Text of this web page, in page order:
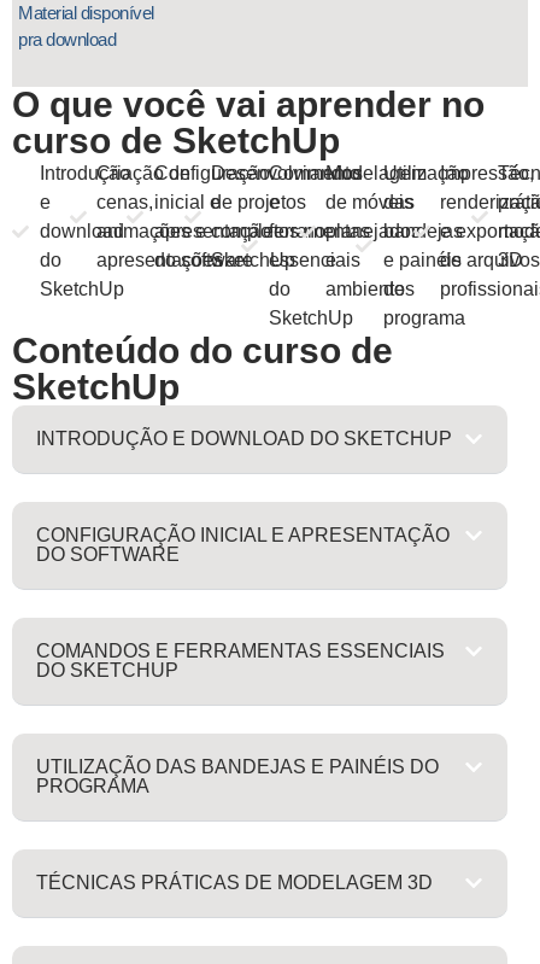
Material disponível
pra download
O que você vai aprender no
curso de SketchUp
Introdução
e
download
do
SketchUp
Criação de
cenas,
animações e
apresentações
Configuração
inicial e
apresentação
do software
Desenvolvimento
de projetos
completos no
SketchUp
Comandos
e
ferramentas
essenciais
do
SketchUp
Modelagem
de móveis
planejados
e
ambientes
Utilização
das
bandejas
e painéis
do
programa
Impressão,
e
de arquivos
3D
Conteúdo do curso de
SketchUp
INTRODUÇÃO E DOWNLOAD DO SKETCHUP
CONFIGURAÇÃO INICIAL E APRESENTAÇÃO
DO SOFTWARE
COMANDOS E FERRAMENTAS ESSENCIAIS
DO SKETCHUP
UTILIZAÇÃO DAS BANDEJAS E PAINÉIS DO
PROGRAMA
TÉCNICAS PRÁTICAS DE MODELAGEM 3D